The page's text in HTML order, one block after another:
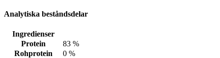
Analytiska beståndsdelar
Ingredienser
Protein
83 %
Rohprotein
0 %